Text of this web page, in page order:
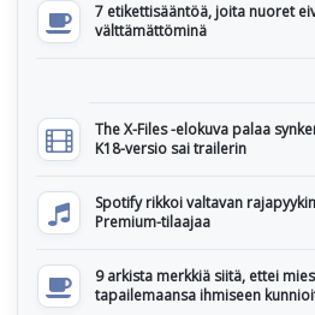
7 etikettisääntöä, joita nuoret
välttämättöminä
The X-Files -elokuva palaa
K18-versio sai trailerin
Spotify rikkoi valtavan
Premium-tilaajaa
9 arkista merkkiä siitä, ettei
tapailemaansa ihmiseen